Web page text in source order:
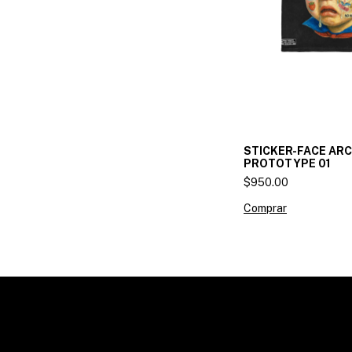
STICKER-FACE
PROTOTYPE 01
$950.00
Comprar